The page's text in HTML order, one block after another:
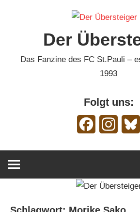
Der
Das Fanzine des FC St.Pauli –
1993
Folgt uns:
Facebook